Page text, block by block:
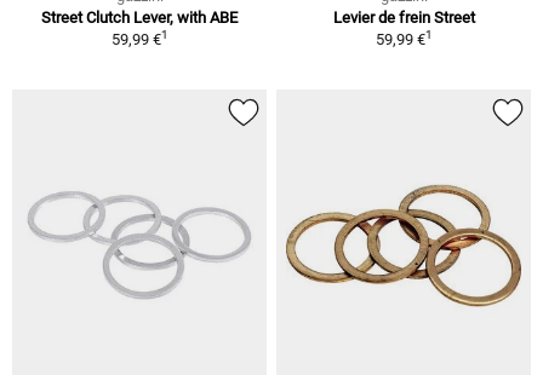
Street Clutch Lever, with ABE
59,99 €1
Levier de frein Street
59,99 €1